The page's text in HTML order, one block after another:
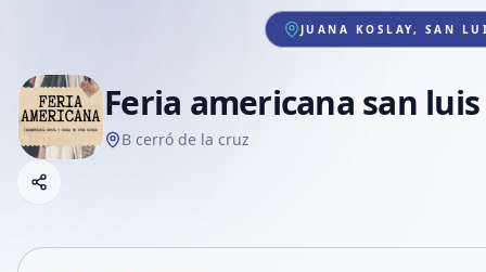
JUANA KOSLAY, SAN
Feria americana san luis
B cerró de la cruz
Compartir empresa